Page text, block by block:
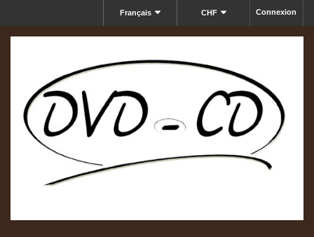
Connexion
CHF
Français